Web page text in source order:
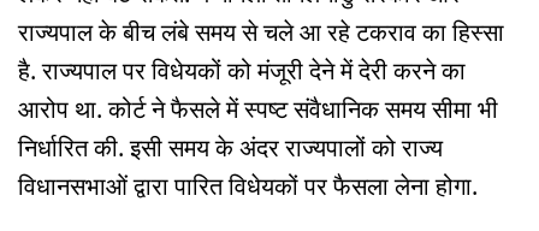
राज्यपाल के बीच लंबे समय से चले आ रहे टकराव का हिस्सा
है. राज्यपाल पर विधेयकों को मंजूरी देने में देरी करने का
आरोप था. कोर्ट ने फैसले में स्पष्ट संवैधानिक समय सीमा भी
निर्धारित की. इसी समय के अंदर राज्यपालों को राज्य
विधानसभाओं द्वारा पारित विधेयकों पर फैसला लेना होगा.